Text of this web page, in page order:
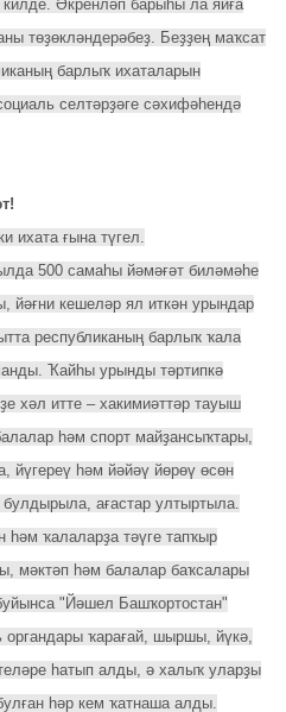
килде. Әкренләп барыһы ла яйға
төҙөкләндерәбеҙ. Беҙҙең маҡсат
барлыҡ ихаталарын
селтәрҙәге сәхифәһендә
ихата ғына түгел.
500 самаһы йәмәғәт биләмәһе
йәғни кешеләр ял иткән урындар
республиканың барлыҡ ҡала
Ҡайһы урынды тәртипкә
хәл итте – хакимиәттәр тауыш
һәм спорт майҙансыҡтары,
йүгереү һәм йәйәү йөрөү өсөн
ағастар ултыртыла.
ҡалаларҙа тәүге тапҡыр
мәктәп һәм балалар баҡсалары
"Йәшел Башҡортостан"
органдары ҡарағай, шыршы, йүкә,
һатып алды, ә халыҡ уларҙы
һәр кем ҡатнаша алды.